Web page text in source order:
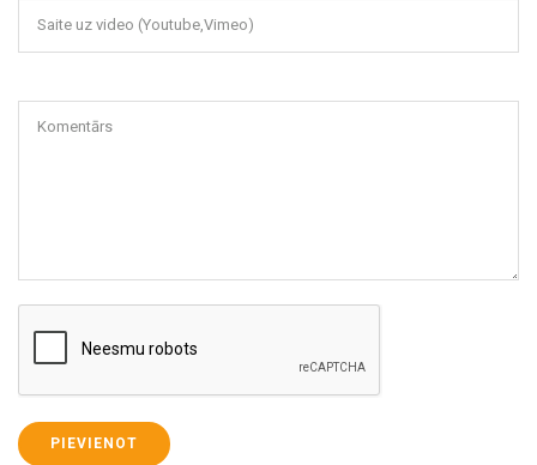
Saite uz video (Youtube,Vimeo)
Komentārs
PIEVIENOT